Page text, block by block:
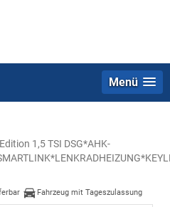
Menü
1,5 TSI DSG*AHK-
Fahrzeug mit Tageszulassung